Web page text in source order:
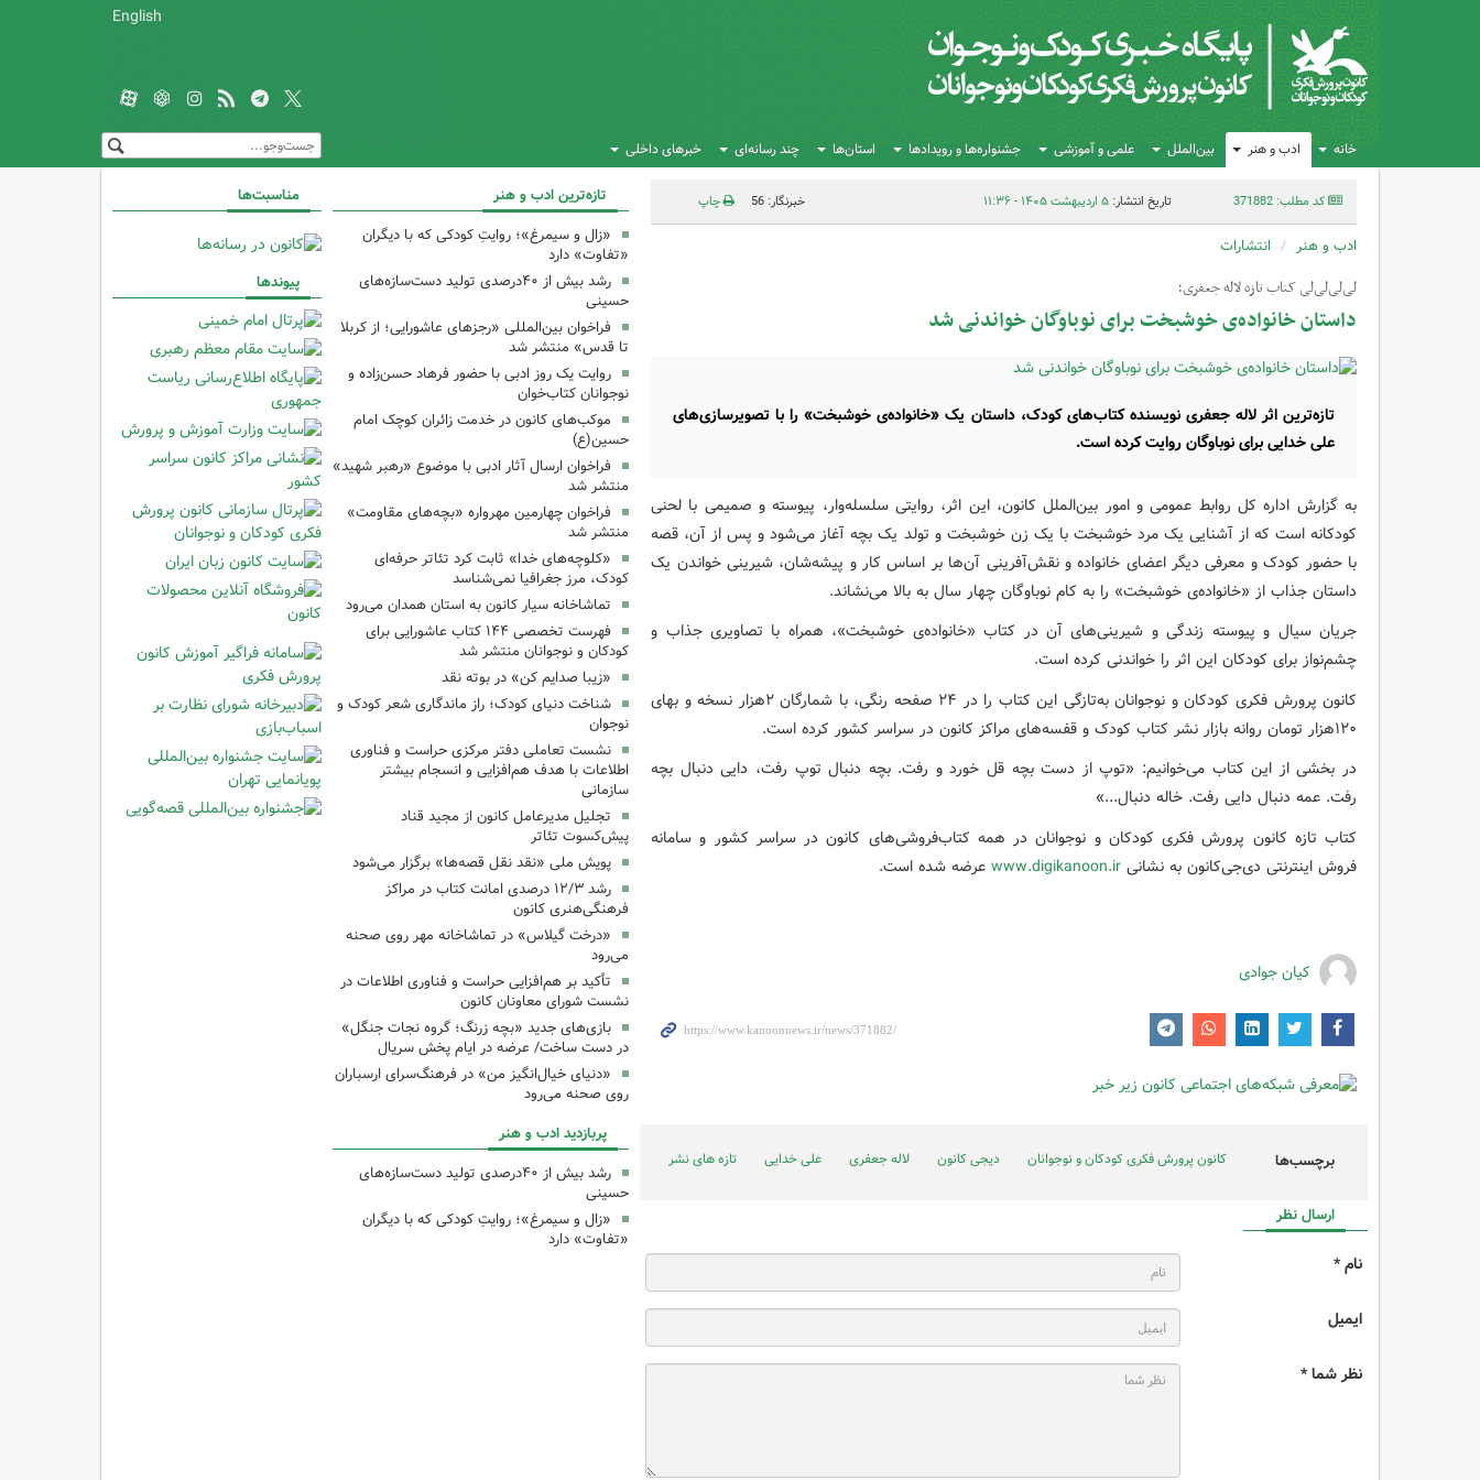
English
خانه ادب و هنر بین‌الملل علمی و آموزشی جشنواره‌ها و رویدادها استان‌ها چند رسانه‌ای خبرهای داخلی
کد مطلب: 371882 تاریخ انتشار:۵ اردیبهشت ۱۴۰۵ - ۱۱:۳۶ خبرنگار: 56 چاپ
ادب و هنر انتشارات
لی‌لی‌لی‌لی کتاب تازه لاله جعفری؛
داستان خانواده‌ی خوشبخت برای نوباوگان خواندنی شد
تازه‌ترین اثر لاله جعفری نویسنده کتاب‌های کودک، داستان یک «خانواده‌ی خوشبخت» را با تصویرسازی‌های
علی خدایی برای نوباوگان روایت کرده‌ است.
به گزارش اداره کل روابط عمومی و امور بین‌الملل کانون، این اثر، روایتی سلسله‌وار، پیوسته و صمیمی با لحنی
کودکانه است که از آشنایی یک مرد خوشبخت با یک زن خوشبخت و تولد یک بچه آغاز می‌شود و پس از آن، قصه
با حضور کودک و معرفی دیگر اعضای خانواده و نقش‌آفرینی آن‌ها بر اساس کار و پیشه‌شان، شیرینی خواندن یک
داستان جذاب از «خانواده‌ی خوشبخت» را به کام نوباوگان چهار سال به بالا می‌نشاند.
جریان سیال و پیوسته زندگی و شیرینی‌های آن در کتاب «خانواده‌ی خوشبخت»، همراه با تصاویری جذاب و
چشم‌نواز برای کودکان این اثر را خواندنی کرده است.
کانون پرورش فکری کودکان و نوجوانان به‌تازگی این کتاب را در ٢۴ صفحه رنگی، با شمارگان ۲هزار نسخه و بهای
١٢٠هزار تومان روانه بازار نشر کتاب کودک و قفسه‌های مراکز کانون در سراسر کشور کرده است.
در بخشی از این کتاب می‌خوانیم: «توپ از دست بچه قل خورد و رفت. بچه دنبال توپ رفت، دایی دنبال بچه
رفت. عمه دنبال دایی رفت. خاله دنبال...»
کتاب تازه کانون پرورش فکری کودکان و نوجوانان در همه کتاب‌فروشی‌های کانون در سراسر کشور و سامانه
فروش اینترنتی دی‌جی‌کانون به نشانی www.digikanoon.ir عرضه شده است.
کیان جوادی
برچسب‌ها کانون پرورش فکری کودکان و نوجوانان دیجی کانون لاله جعفری علی خدایی تازه های نشر
ارسال نظر
نام *
ایمیل
نظر شما *
تازه‌ترین ادب و هنر
«زال و سیمرغ»؛ روایتِ کودکی که با دیگران
«تفاوت» دارد
رشد بیش از ۴۰درصدی تولید دست‌سازه‌های
حسینی
فراخوان بین‌المللی «رجزهای عاشورایی؛ از کربلا
تا قدس» منتشر شد
روایت یک روز ادبی با حضور فرهاد حسن‌زاده و
نوجوانان کتاب‌خوان
موکب‌های کانون در خدمت زائران کوچک امام
حسین(ع)
فراخوان ارسال آثار ادبی با موضوع «رهبر شهید»
منتشر شد
فراخوان چهارمین مهرواره «بچه‌های مقاومت»
منتشر شد
«کلوچه‌های خدا» ثابت کرد تئاتر حرفه‌ای
کودک، مرز جغرافیا نمی‌شناسد
تماشاخانه سیار کانون به استان همدان می‌رود
فهرست تخصصی ۱۴۴ کتاب عاشورایی برای
کودکان و نوجوانان منتشر شد
«زیبا صدایم کن» در بوته نقد
شناخت دنیای کودک؛ راز ماندگاری شعر کودک و
نوجوان
نشست تعاملی دفتر مرکزی حراست و فناوری
اطلاعات با هدف هم‌افزایی و انسجام بیشتر
سازمانی
تجلیل مدیرعامل کانون از مجید قناد
پیش‌کسوت تئاتر
پویش ملی «نقد نقل قصه‌ها» برگزار می‌شود
رشد ۱۲/۳ درصدی امانت کتاب در مراکز
فرهنگی‌هنری کانون
«درخت گیلاس» در تماشاخانه مهر روی صحنه
می‌رود
تأکید بر هم‌افزایی حراست و فناوری اطلاعات در
نشست شورای معاونان کانون
بازی‌های جدید «بچه زرنگ؛ گروه نجات جنگل»
در دست ساخت/ عرضه در ایام پخش سریال
«دنیای خیال‌انگیز من» در فرهنگ‌سرای ارسباران
روی صحنه می‌رود
پربازدید ادب و هنر
رشد بیش از ۴۰درصدی تولید دست‌سازه‌های
حسینی
«زال و سیمرغ»؛ روایتِ کودکی که با دیگران
«تفاوت» دارد
مناسبت‌ها
پیوندها